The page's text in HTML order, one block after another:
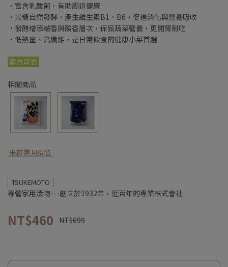
•富含乳酸菌，有助腸道健康
•米糠自然發酵，產生維生素B1、B6，促進消化與營養吸收
•發酵增添鹹香與酸香層次，保留蔬菜營養，更開胃耐吃
•低熱量、高纖維，是日常飲食的健康小菜首選
素食可食
相關商品
米糠常見問答
TSUKEMOTO
專營家用漬物---創立於1932年，近百年的專業株式會社
NT$460 NT$699